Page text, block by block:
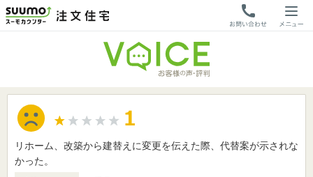
リホーム、改築から建替えに変更を伝えた際、代替案が示されな
かった。